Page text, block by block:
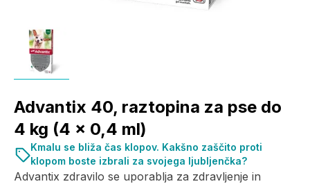
Advantix 40, raztopina za pse do
4 kg (4 x 0,4 ml)
Advantix zdravilo se uporablja za zdravljenje in
Kmalu se bliža čas klopov. Kakšno zaščito proti
klopom boste izbrali za svojega ljubljenčka?